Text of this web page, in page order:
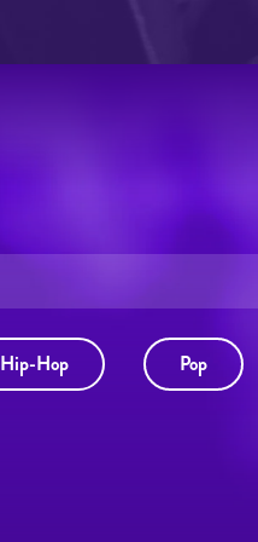
Hip-Hop Pop